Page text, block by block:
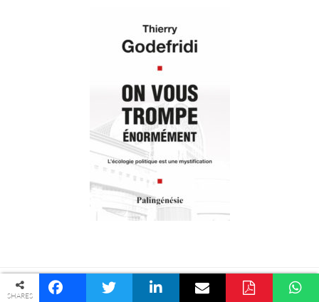
PREVIOUS ARTICLE
© COPYRIGHT PALINGÉNÉSIE - POLITIQUE DE CONFIDENTIALITÉ
SHARES